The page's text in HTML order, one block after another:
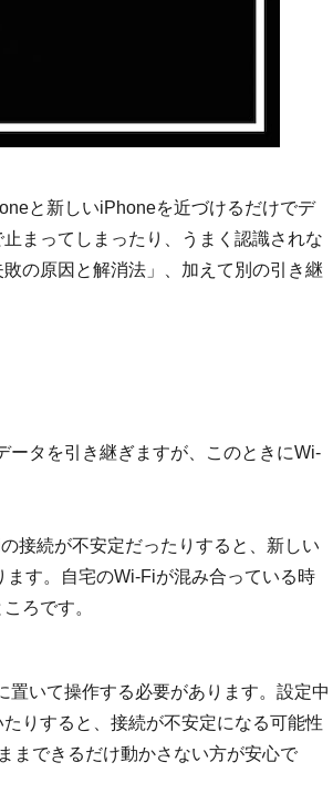
と新しいiPhoneを近づけるだけでデ
まってしまったり、うまく認識されな
の原因と解消法」、加えて別の引き継
ータを引き継ぎますが、このときにWi-
接続が不安定だったりすると、新しい
す。自宅のWi-Fiが混み合っている時
ろです。
いて操作する必要があります。設定中
りすると、接続が不安定になる可能性
まできるだけ動かさない方が安心で